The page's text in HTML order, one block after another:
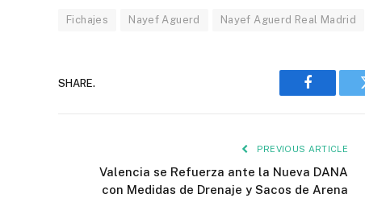
Fichajes Nayef Aguerd Nayef Aguerd Real Madrid
SHARE.
Facebook
PREVIOUS ARTICLE
Valencia se Refuerza ante la Nueva DANA
con Medidas de Drenaje y Sacos de Arena